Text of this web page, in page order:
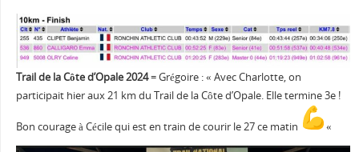
Trail de la Côte d’Opale 2024= Grégoire : « Avec Charlotte, on
participait hier aux 21 km du Trail de la Côte d’Opale. Elle termine 3e !
Bon courage à Cécile qui est en train de courir le 27 ce matin «